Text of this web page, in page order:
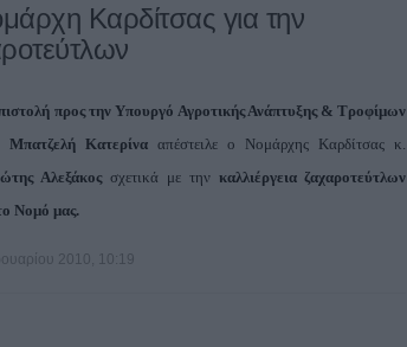
Καρδίτσας για την
προς την Υπουργό Αγροτικής Ανάπτυξης & Τροφίμων
Μπατζελή Κατερίνααπέστειλε ο Νομάρχης Καρδίτσας κ.
Αλεξάκος σχετικά με την καλλιέργεια ζαχαροτεύτλων
Νομό μας.
2010, 10:19